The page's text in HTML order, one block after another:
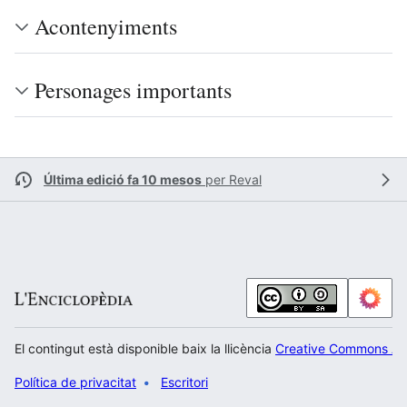
Acontenyiments
Personages importants
Última edició fa 10 mesos per Reval
El contingut està disponible baix la llicència Creative Commons
Política de privacitat Escritori